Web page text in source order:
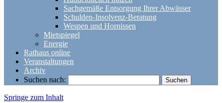
Sachgemäße Entsorgung Ihrer Abwässer
Schulden-Insolvenz-Beratung
Wespen und Hornissen
Mietspiegel
Energie
Rathaus online
Veranstaltungen
Archiv
Suchen nach:
Springe zum Inhalt